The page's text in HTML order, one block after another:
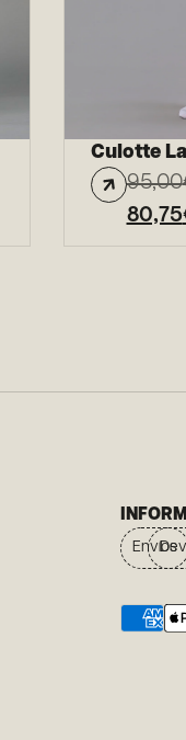
Culotte
95,00
80,75
Envíos